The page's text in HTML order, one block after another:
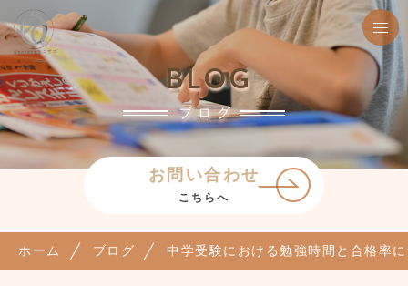
BLOG
ブログ
お問い合わせ
こちらへ
ホーム ブログ 中学受験における勉強時間と合格率